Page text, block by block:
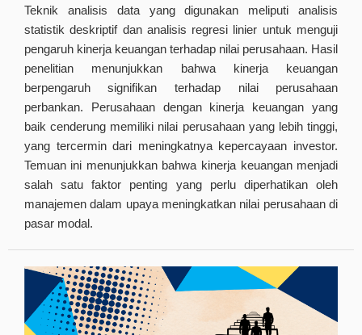
Teknik analisis data yang digunakan meliputi analisis
statistik deskriptif dan analisis regresi linier untuk menguji
pengaruh kinerja keuangan terhadap nilai perusahaan. Hasil
penelitian menunjukkan bahwa kinerja keuangan
berpengaruh signifikan terhadap nilai perusahaan
perbankan. Perusahaan dengan kinerja keuangan yang
baik cenderung memiliki nilai perusahaan yang lebih tinggi,
yang tercermin dari meningkatnya kepercayaan investor.
Temuan ini menunjukkan bahwa kinerja keuangan menjadi
salah satu faktor penting yang perlu diperhatikan oleh
manajemen dalam upaya meningkatkan nilai perusahaan di
pasar modal.